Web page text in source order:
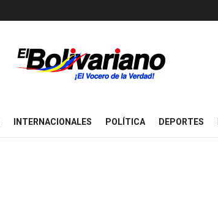
INTERNACIONALES POLÍTICA DEPORTES